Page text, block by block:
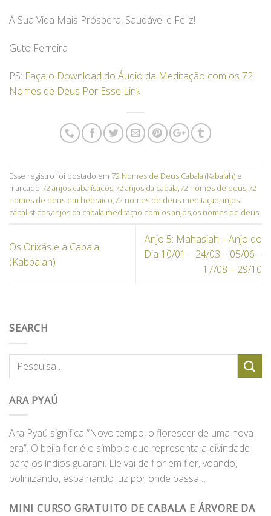
À Sua Vida Mais Próspera, Saudável e Feliz!
Guto Ferreira
PS: Faça o Download do Áudio da Meditação com os 72
Nomes de Deus Por Esse Link
Esse registro foi postado em 72 Nomes de Deus,Cabala (Kabalah) e
marcado 72 anjos cabalísticos,72 anjos da cabala,72 nomes de deus,72
nomes de deus em hebraico,72 nomes de deus meditação,anjos
cabalisticos,anjos da cabala,meditação com os anjos,os nomes de deus.
Os Orixás e a Cabala
(Kabbalah)
Anjo 5: Mahasiah – Anjo do
Dia 10/01 – 24/03 – 05/06 –
17/08 – 29/10
SEARCH
ARA PYAÚ
Ara Pyaú significa “Novo tempo, o florescer de uma nova
era”. O beija flor é o símbolo que representa a divindade
para os índios guarani. Ele vai de flor em flor, voando,
polinizando, espalhando luz por onde passa…
MINI CURSO GRATUITO DE CABALA E ÁRVORE DA